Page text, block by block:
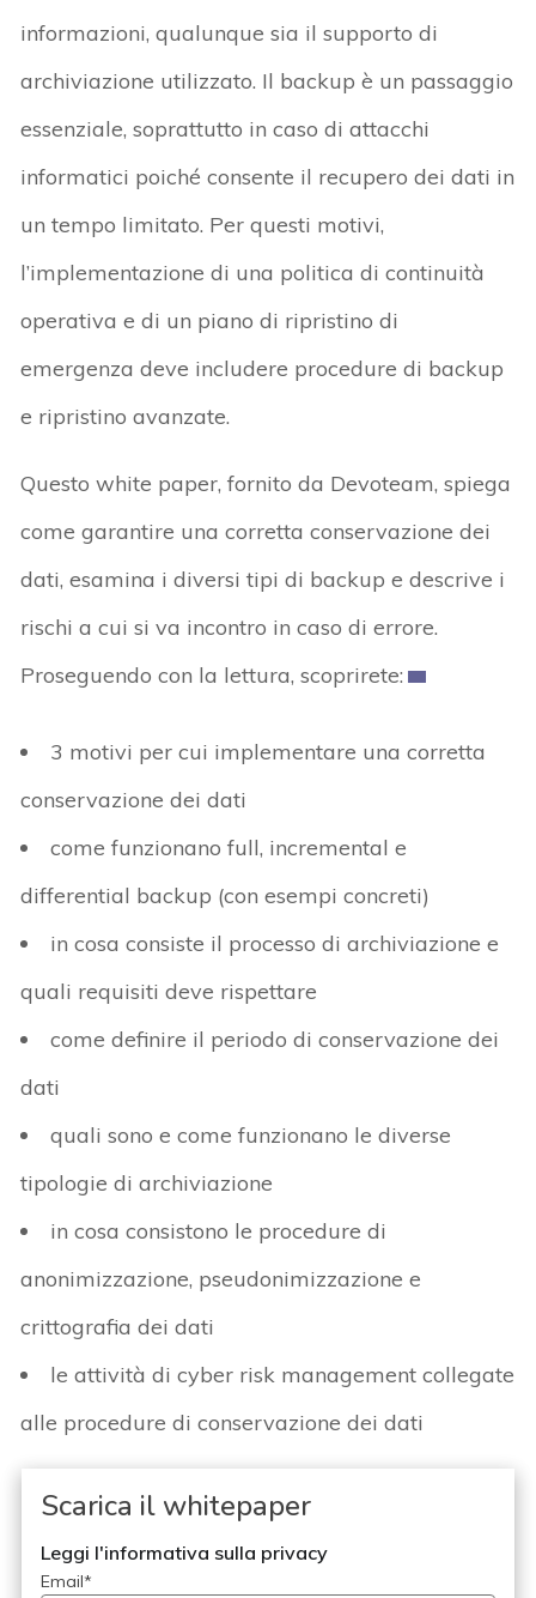
informazioni, qualunque sia il supporto di
archiviazione utilizzato. Il backup è un passaggio
essenziale, soprattutto in caso di attacchi
informatici poiché consente il recupero dei dati in
un tempo limitato. Per questi motivi,
l’implementazione di una politica di continuità
operativa e di un piano di ripristino di
emergenza deve includere procedure di backup
e ripristino avanzate.
Questo white paper, fornito da Devoteam, spiega
come garantire una corretta conservazione dei
dati, esamina i diversi tipi di backup e descrive i
rischi a cui si va incontro in caso di errore.
Proseguendo con la lettura, scoprirete:
3 motivi per cui implementare una corretta
conservazione dei dati
come funzionano full, incremental e
differential backup (con esempi concreti)
in cosa consiste il processo di archiviazione e
quali requisiti deve rispettare
come definire il periodo di conservazione dei
dati
quali sono e come funzionano le diverse
tipologie di archiviazione
in cosa consistono le procedure di
anonimizzazione, pseudonimizzazione e
crittografia dei dati
le attività di cyber risk management collegate
alle procedure di conservazione dei dati
Scarica il whitepaper
Leggi l'informativa sulla privacy
Email*